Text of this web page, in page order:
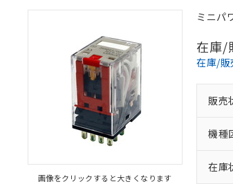
画像をクリックすると大きくなります
ミニパ
在庫/
在庫/販
販売
機種
在庫